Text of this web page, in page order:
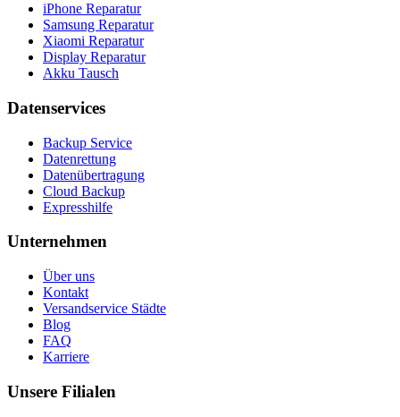
iPhone Reparatur
Samsung Reparatur
Xiaomi Reparatur
Display Reparatur
Akku Tausch
Datenservices
Backup Service
Datenrettung
Datenübertragung
Cloud Backup
Expresshilfe
Unternehmen
Über uns
Kontakt
Versandservice Städte
Blog
FAQ
Karriere
Unsere Filialen